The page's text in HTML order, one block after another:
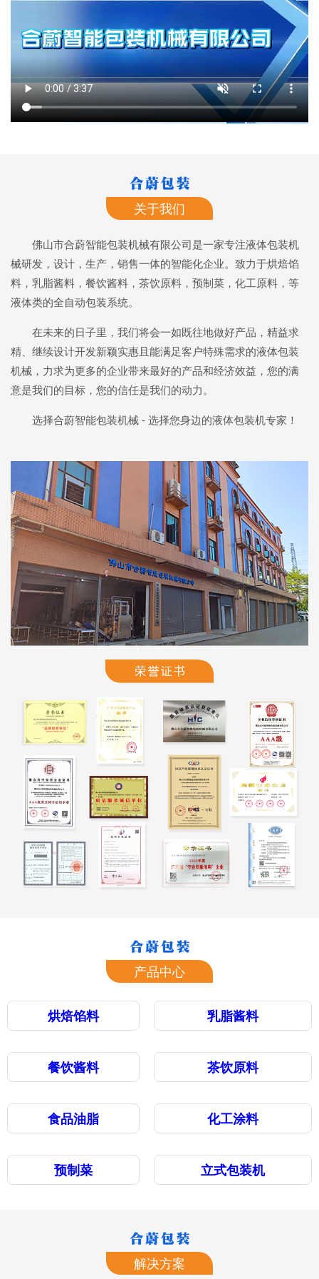
关于我们
佛山市合蔚智能包装机械有限公司是一家专注液体包装机
械研发，设计，生产，销售一体的智能化企业。致力于烘焙馅
料，乳脂酱料，餐饮酱料，茶饮原料，预制菜，化工原料，等
液体类的全自动包装系统。
在未来的日子里，我们将会一如既往地做好产品，精益求
精、继续设计开发新颖实惠且能满足客户特殊需求的液体包装
机械，力求为更多的企业带来最好的产品和经济效益，您的满
意是我们的目标，您的信任是我们的动力。
选择合蔚智能包装机械 - 选择您身边的液体包装机专家！
产品中心
烘焙馅料 乳脂酱料
餐饮酱料 茶饮原料
食品油脂 化工涂料
预制菜 立式包装机
解决方案